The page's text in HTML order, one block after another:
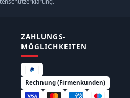
ZAHLUNGS­
MÖGLICHKEITEN
Rechnung (Firmenkunden)